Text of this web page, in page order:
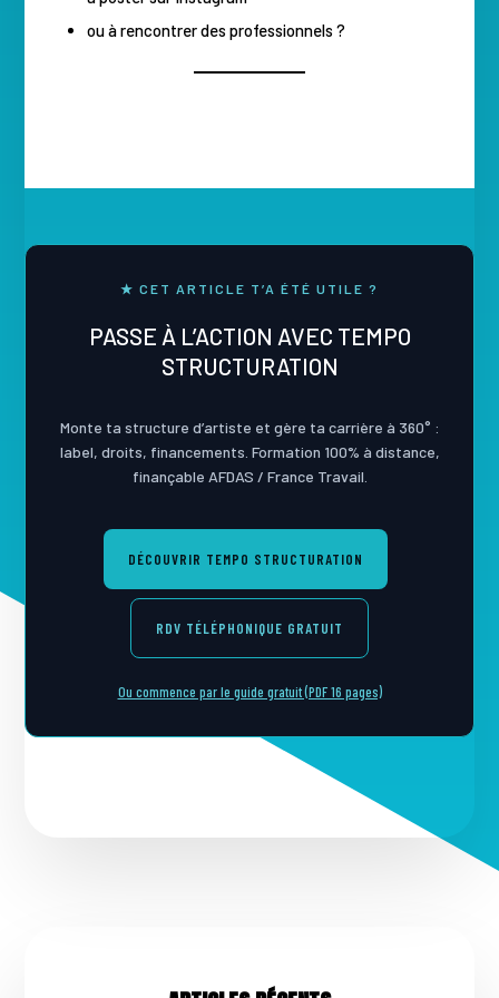
ou à rencontrer des professionnels ?
★ CET ARTICLE T’A ÉTÉ UTILE ?
PASSE À L’ACTION AVEC TEMPO
STRUCTURATION
Monte ta structure d’artiste et gère ta carrière à 360° :
label, droits, financements. Formation 100% à distance,
finançable AFDAS / France Travail.
DÉCOUVRIR TEMPO STRUCTURATION
RDV TÉLÉPHONIQUE GRATUIT
Ou commence par le guide gratuit (PDF 16 pages)